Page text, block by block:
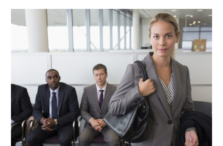
negociar
Planes
de
Igualdad